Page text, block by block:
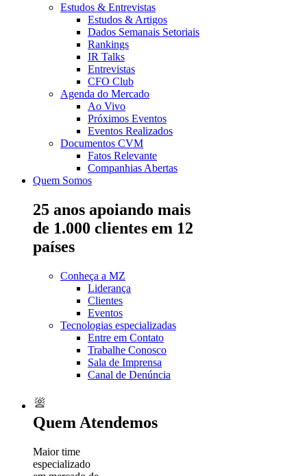
Estudos & Entrevistas
Estudos & Artigos
Dados Semanais Setoriais
Rankings
IR Talks
Entrevistas
CFO Club
Agenda do Mercado
Ao Vivo
Próximos Eventos
Eventos Realizados
Documentos CVM
Fatos Relevante
Companhias Abertas
Quem Somos
25 anos apoiando mais
de 1.000 clientes em 12
países
Conheça a MZ
Liderança
Clientes
Eventos
Tecnologias especializadas
Entre em Contato
Trabalhe Conosco
Sala de Imprensa
Canal de Denúncia
Quem Atendemos
Maior time
especializado